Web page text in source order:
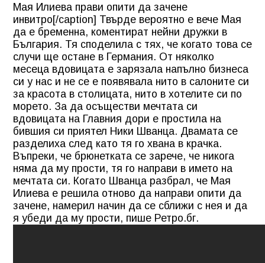
Мая Илиева прави опити да зачене
инвитро[/caption] Твърде вероятно е вече Мая
да е бременна, коментират нейни дружки в
България. Тя споделила с тях, че когато това се
случи ще остане в Германия. От няколко
месеца вдовицата е зарязала напълно бизнеса
си у нас и не се е появявала нито в салоните си
за красота в столицата, нито в хотелите си по
морето. За да осъществи мечтата си
вдовицата на Главния дори е простила на
бившия си приятел Ники Шванца. Двамата се
разделиха след като тя го хвана в крачка.
Въпреки, че брюнетката се зарече, че никога
няма да му прости, тя го направи в името на
мечтата си. Когато Шванца разбрал, че Мая
Илиева е решила отново да направи опити да
зачене, намерил начин да се сближи с нея и да
я убеди да му прости, пише Ретро.бг.